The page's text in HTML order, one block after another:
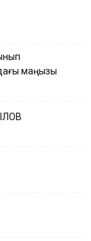
маңызы